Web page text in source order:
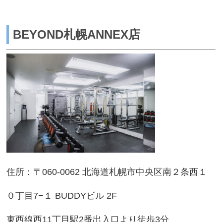
BEYOND札幌ANNEX店
住所：〒060-0062 北海道札幌市中央区南２条西１
０丁目7−１ BUDDYビル 2F
東西線西11丁目駅2番出入口より徒歩3分